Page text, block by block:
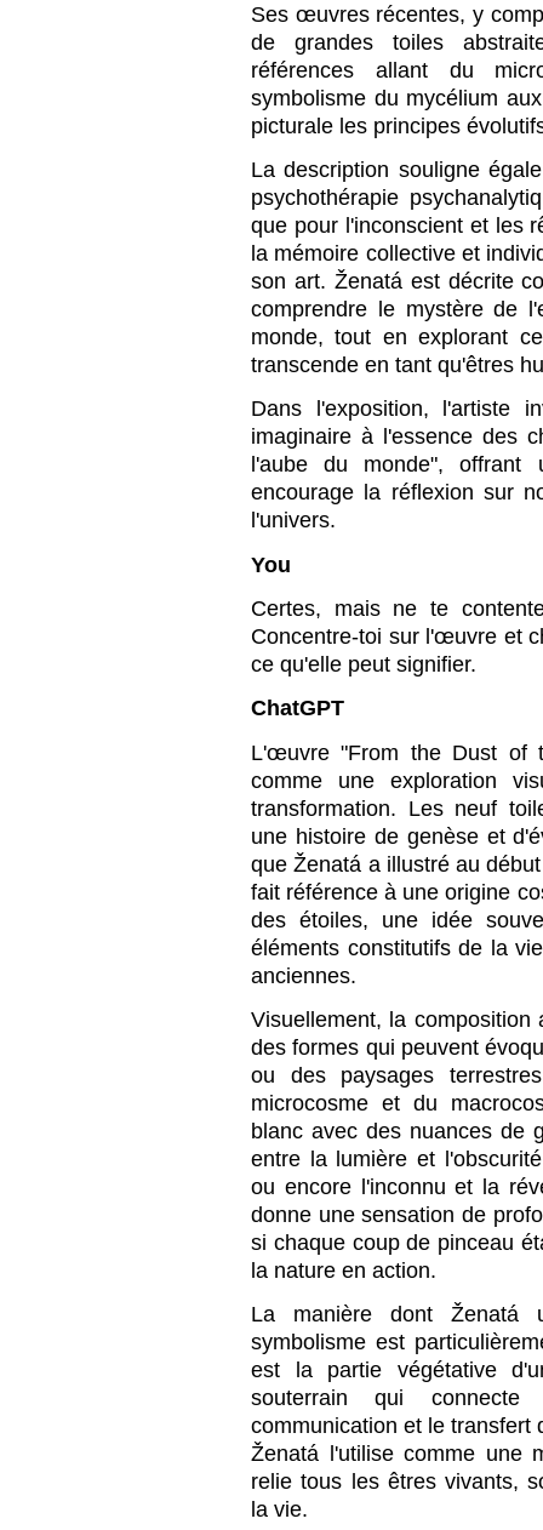
Ses œuvres récentes, y
de grandes toiles
références allant du
symbolisme du mycélium
picturale les principes
La description souligne
psychothérapie
que pour l'inconscient et les
la mémoire collective et
son art. Ženatá est décrite
comprendre le mystère de
monde, tout en explorant
transcende en tant qu'êtres
Dans l'exposition, l'artiste
imaginaire à l'essence des
l'aube du monde", offrant
encourage la réflexion sur
l'univers.
You
Certes, mais ne te
Concentre-toi sur l'œuvre et
ce qu'elle peut signifier.
ChatGPT
L'œuvre "From the Dust of
comme une exploration
transformation. Les neuf
une histoire de genèse et
que Ženatá a illustré au
fait référence à une origine
des étoiles, une idée
éléments constitutifs de la
anciennes.
Visuellement, la composition
des formes qui peuvent
ou des paysages
microcosme et du
blanc avec des nuances de
entre la lumière et
ou encore l'inconnu et la
donne une sensation de
si chaque coup de pinceau
la nature en action.
La manière dont Ženatá
symbolisme est
est la partie végétative
souterrain qui
communication et le transfert
Ženatá l'utilise comme une
relie tous les êtres vivants,
la vie.